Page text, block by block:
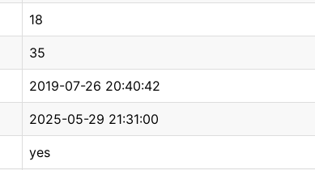
18
35
2019-07-26 20:40:42
2025-05-29 21:31:00
yes